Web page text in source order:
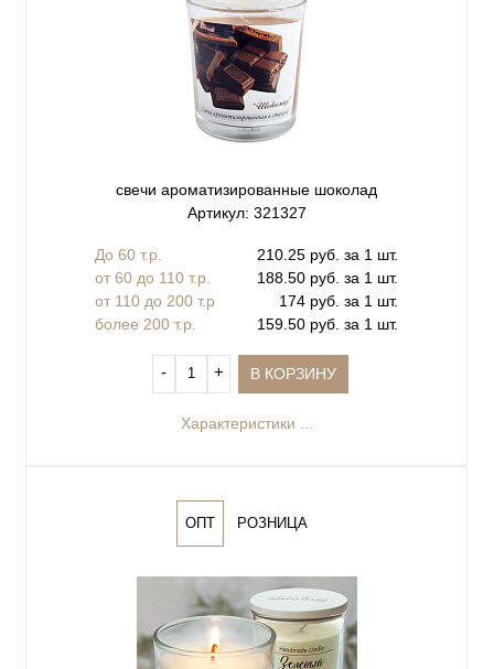
свечи ароматизированные шоколад
Артикул: 321327
До 60 т.р.
210.25 руб. за 1 шт.
от 60 до 110 т.р.
188.50 руб. за 1 шт.
от 110 до 200 т.р
174 руб. за 1 шт.
более 200 т.р.
159.50 руб. за 1 шт.
‐ + В КОРЗИНУ
Характеристики ...
ОПТ РОЗНИЦА